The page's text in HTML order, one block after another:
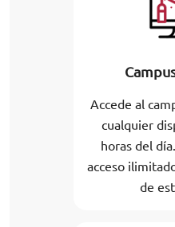
Accede al
cualquier
horas del
acceso
de